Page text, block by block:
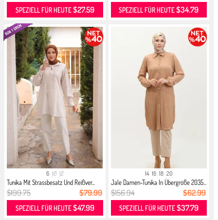
SPEZIELL FÜR HEUTE$27.59 SPEZIELL FÜR HEUTE$34.79
6 10 12
Tunika Mit Strassbesatz Und Reißver...
$199.75 $79.99
SPEZIELL FÜR HEUTE$47.99
14 16 18 20
Jale Damen-Tunika In Übergröße 2035...
$156.94 $62.99
SPEZIELL FÜR HEUTE$37.79